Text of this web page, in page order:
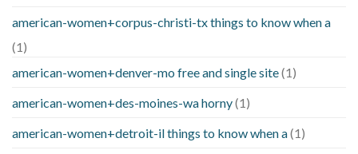
american-women+corpus-christi-tx things to know when a
(1)
american-women+denver-mo free and single site(1)
american-women+des-moines-wa horny(1)
american-women+detroit-il things to know when a(1)